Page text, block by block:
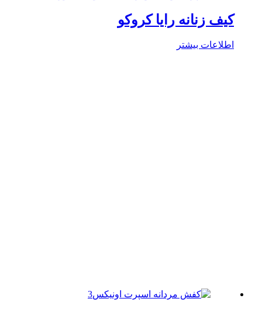
زنانه رایا کروکو
بیشتر